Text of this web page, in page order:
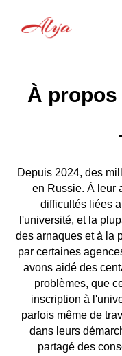
À propos
Depuis 2024, des
en Russie. À leur
difficultés liées
l'université, et la
des arnaques et à la
par certaines
avons aidé des
problèmes, que
inscription à
parfois même de
dans leurs
partagé des